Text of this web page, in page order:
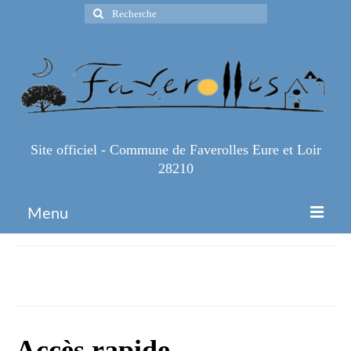
Rechercher
:
Site officiel - Commune de Faverolles Eure et Loir
28210
Menu